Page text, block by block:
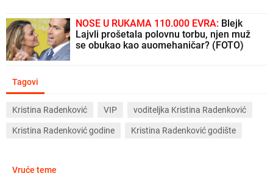
NOSE U RUKAMA 110.000 EVRA: Blejk
Lajvli prošetala polovnu torbu, njen muž
se obukao kao auomehaničar? (FOTO)
Tagovi
Kristina Radenković VIP voditeljka Kristina Radenković
Kristina Radenković godine Kristina Radenković godište
Vruće teme